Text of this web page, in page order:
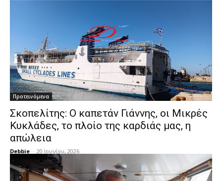
Προτεινόμενα
Σκοπελίτης: Ο καπετάν Γιάννης, οι Μικρές
Κυκλάδες, το πλοίο της καρδιάς μας, η
απώλεια
Debbie - 20 Ιουνίου, 2026